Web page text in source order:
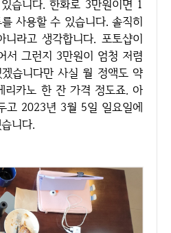
습니다. 한화로 3만원이면 1
사용할 수 있습니다. 솔직히
라고 생각합니다. 포토샵이
서 그런지 3만원이 엄청 저렴
습니다만 사실 월 정액도 약
리카노 한 잔 가격 정도죠. 아
고 2023년 3월 5일 일요일에
니다.